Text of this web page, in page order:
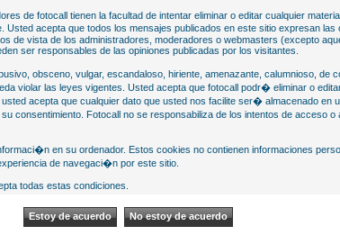
de fotocall tienen la facultad de intentar eliminar o editar cualquier
acepta que todos los mensajes publicados en este sitio expresan las
de vista de los administradores, moderadores o webmasters (excepto
ser responsables de las opiniones publicadas por los visitantes.
obsceno, vulgar, escandaloso, hiriente, amenazante, calumnioso, de
violar las leyes vigentes. Usted acepta que fotocall podr� eliminar o
acepta que cualquier dato que usted nos facilite ser� almacenado en
consentimiento. Fotocall no se responsabiliza de los intentos de acceso o
en su ordenador. Estos cookies no contienen informaciones
de navegaci�n por este sitio.
todas estas condiciones.